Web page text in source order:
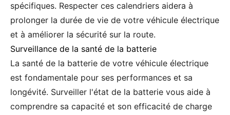
spécifiques. Respecter ces calendriers aidera à
prolonger la durée de vie de votre véhicule électrique
et à améliorer la sécurité sur la route.
Surveillance de la santé de la batterie
La santé de la batterie de votre véhicule électrique
est fondamentale pour ses performances et sa
longévité. Surveiller l'état de la batterie vous aide à
comprendre sa capacité et son efficacité de charge